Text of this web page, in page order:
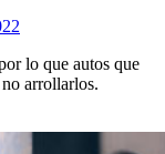
lo que autos que
arrollarlos.